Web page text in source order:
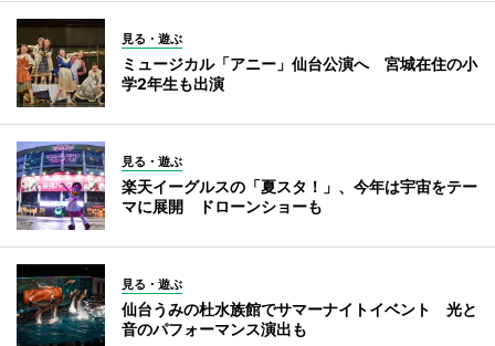
見る・遊ぶ
ミュージカル「アニー」仙台公演へ 宮城在住の小
学2年生も出演
見る・遊ぶ
楽天イーグルスの「夏スタ！」、今年は宇宙をテー
マに展開 ドローンショーも
見る・遊ぶ
仙台うみの杜水族館でサマーナイトイベント 光と
音のパフォーマンス演出も